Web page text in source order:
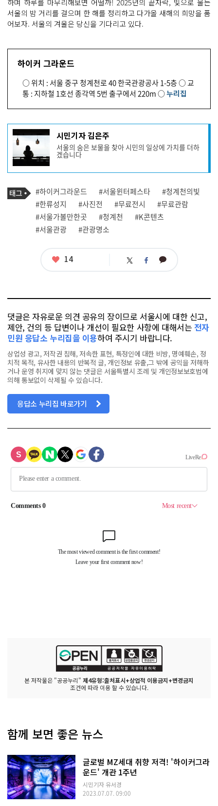
서울의 밤 거리를 걸으며 한 해를 정리하고 다가올 새해의 희망을 품
어보자. 서울의 겨울은 당신을 기다리고 있다.
하이커 그라운드
○ 위치 : 서울 중구 청계천로 40 한국관광공사 1-5층 ○ 교
통 : 지하철 1호선 종각역 5번 출구에서 220m ○누리집
기
사
작
성
자
프
필
시민기자 김은주
서울의 숨은 보물을 찾아 시민의 일상에 가치를 더하
겠습니다
기
사
관
련
태
그
태
그
#하이커그라운드 #서울윈터페스타
#청계천의빛
#한류성지
#사진전 #무료전시
#무료관람
#서울가볼만한곳
#청계천
#K콘텐츠
#서울관광
#관광명소
좋
14 트 페 카
댓글은 자유로운 의견 공유의 장이므로 서울시에 대한 신고,
제안, 건의 등 답변이나 개선이 필요한 사항에 대해서는 전자
민원 응답소 누리집을 이용하여 주시기 바랍니다.
상업성 광고, 저작권 침해, 저속한 표현, 특정인에 대한 비방, 명예훼손, 정
치적 목적, 유사한 내용의 반복적 글, 개인정보 유출,그 밖에 공익을 저해하
거나 운영 취지에 맞지 않는 댓글은 서울특별시 조례 및 개인정보보호법에
의해 통보없이 삭제될 수 있습니다.
응답소 누리집 바로가기
본 저작물은 "공공누리" 제4유형:출처표시+상업적 이용금지+변경금지
조건에 따라 이용 할 수 있습니다.
함께 보면 좋은 뉴스
글로벌 MZ세대 취향 저격! '하이커그라
운드' 개관 1주년
시민기자 유서경
2023.07.07. 09:00